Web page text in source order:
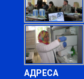
АДРЕСА